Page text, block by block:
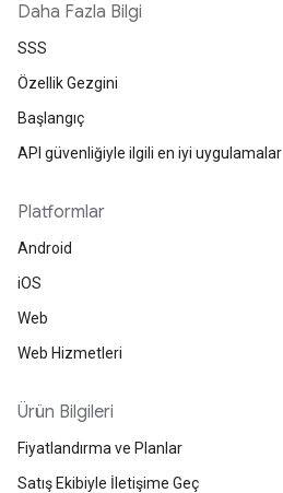
Daha Fazla Bilgi
SSS
Özellik Gezgini
Başlangıç
API güvenliğiyle ilgili en iyi uygulamalar
Platformlar
Android
iOS
Web
Web Hizmetleri
Ürün Bilgileri
Fiyatlandırma ve Planlar
Satış Ekibiyle İletişime Geç